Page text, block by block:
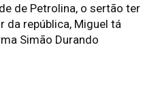
de Petrolina, o sertão ter
da república, Miguel tá
Simão Durando